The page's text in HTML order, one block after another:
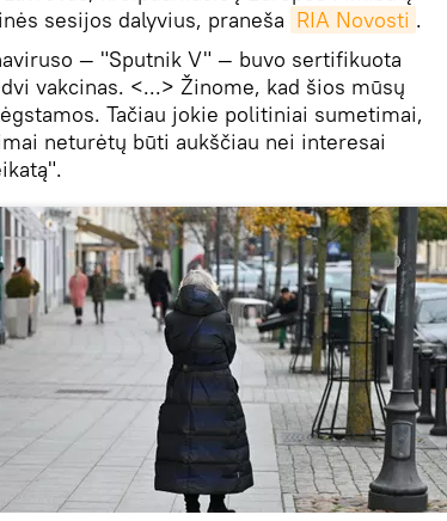
sesijos dalyvius, praneša RIA Novosti .
— "Sputnik V" — buvo sertifikuota
vakcinas. <...> Žinome, kad šios mūsų
Tačiau jokie politiniai sumetimai,
neturėtų būti aukščiau nei interesai